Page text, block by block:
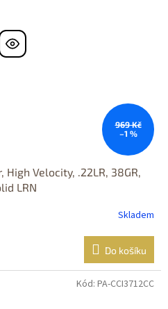
969 Kč
–1 %
High Velocity, .22LR, 38GR,
LRN
Skladem
Do košíku
Kód: PA-CCI3712CC